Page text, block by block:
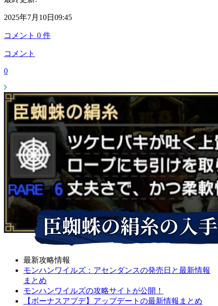
2025年7月10日09:45
コメント 0 件
コメント
0
最新攻略情報
モンハンワイルズ：アセンダンスの発売日と最新情報
まとめ
モンハンワイルズの攻略サイトが公開！
【ボーナスアプデ】アップデートの最新情報まとめ